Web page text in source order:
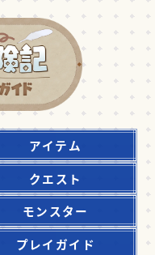
アイテム
クエスト
モンスター
プレイガイド